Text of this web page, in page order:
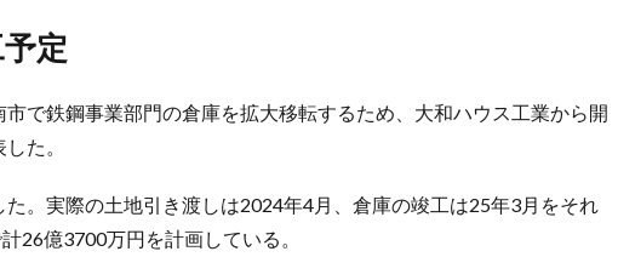
定
で鉄鋼事業部門の倉庫を拡大移転するため、大和ハウス工業から開
た。
。実際の土地引き渡しは2024年4月、倉庫の竣工は25年3月をそれ
26億3700万円を計画している。